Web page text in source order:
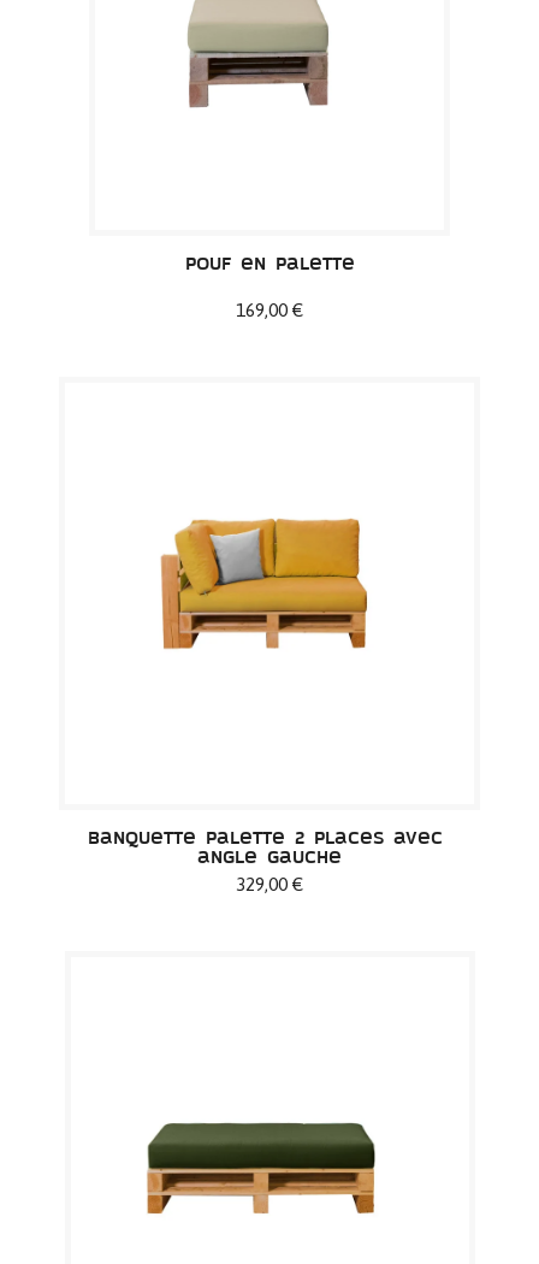
Pouf en palette
169,00 €
Banquette Palette 2 places avec
angle gauche
329,00 €